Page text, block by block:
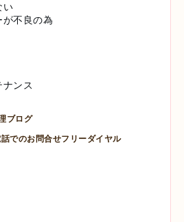
い
が不良の為
ンス
ブログ
でのお問合せフリーダイヤル